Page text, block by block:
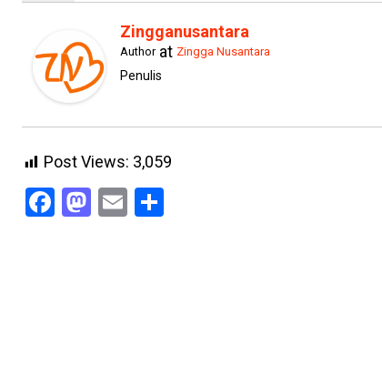
Zingganusantara
Authorat Zingga Nusantara
Penulis
Post Views: 3,059
Facebook
Mastodon
Email